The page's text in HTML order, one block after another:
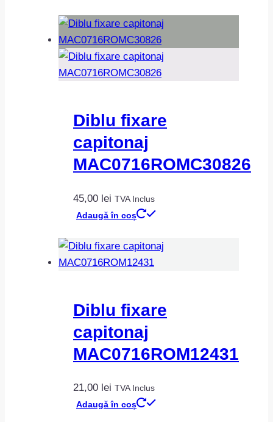
Diblu fixare
capitonaj
MAC0716ROMC30826
45,00 lei TVA Inclus
Adaugă în coș
Diblu fixare
capitonaj
MAC0716ROM12431
21,00 lei TVA Inclus
Adaugă în coș